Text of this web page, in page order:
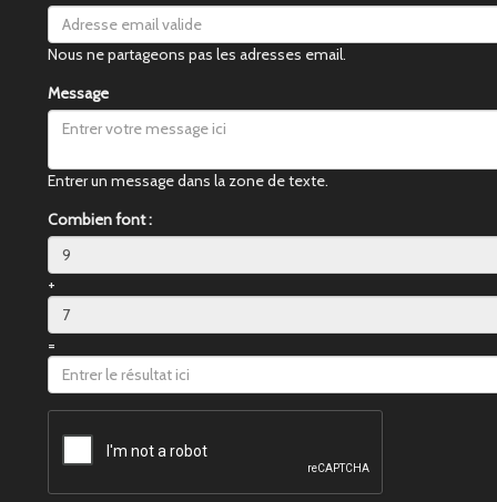
Nous ne partageons pas les adresses email.
Message
Entrer un message dans la zone de texte.
Combien font :
+
=